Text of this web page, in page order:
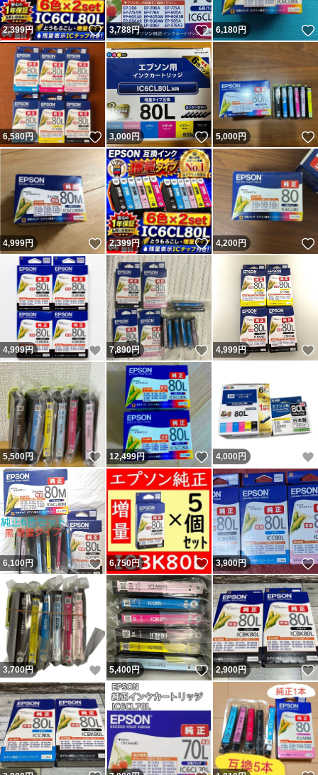
2,399円 いいね！
3,788円 いいね！
6,180円
6,580円 いいね！
3,000円 いいね！
5,000円
4,999円 いいね！
2,399円 いいね！
4,200円
4,999円 いいね！
7,890円 いいね！
4,999円
5,500円 いいね！
12,499円 いいね！
4,000 円
6,100円 いいね！
6,750円 いいね！
3,900円
3,700円 いいね！
5,400円 いいね！
2,900円